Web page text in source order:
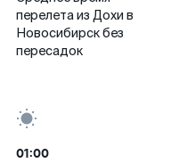
перелета из Дохи в
Новосибирск без
пересадок
01:00